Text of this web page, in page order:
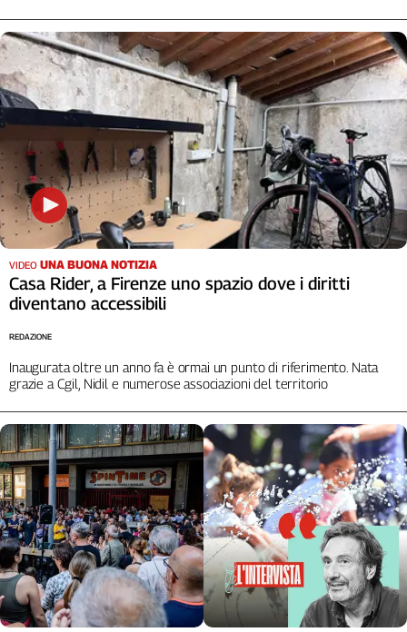
VIDEO UNA BUONA NOTIZIA
Casa Rider, a Firenze uno spazio dove i diritti
diventano accessibili
Inaugurata oltre un anno fa è ormai un punto di riferimento. Nata
grazie a Cgil, Nidil e numerose associazioni del territorio
REDAZIONE